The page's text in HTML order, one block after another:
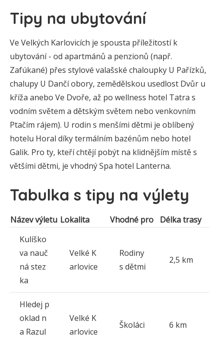
Tipy na ubytování
Ve Velkých Karlovicích je spousta příležitostí k
ubytování - od apartmánů a penzionů (např.
Zafúkané) přes stylové valašské chaloupky U Pařízků,
chalupy U Dančí obory, zemědělskou usedlost Dvůr u
kříža anebo Ve Dvoře, až po wellness hotel Tatra s
vodním světem a dětským světem nebo venkovním
Ptačím rájem). U rodin s menšími dětmi je oblíbený
hotelu Horal díky termálním bazénům nebo hotel
Galik. Pro ty, kteří chtějí pobýt na klidnějším místě s
většími dětmi, je vhodný Spa hotel Lanterna.
Tabulka s tipy na výlety
Název výletu Lokalita Vhodné pro
Délka trasy
Kulíško
va nauč
ná stez
ka
Velké K
arlovice
Rodiny
s dětmi
2,5 km
Hledej p
oklad n
a Razul
Velké K
arlovice
Školáci 6 km